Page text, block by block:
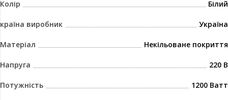
Колір Білий
країна виробник Україна
Матеріал Некільоване покриття
Напруга 220 В
Потужність 1200 Ватт